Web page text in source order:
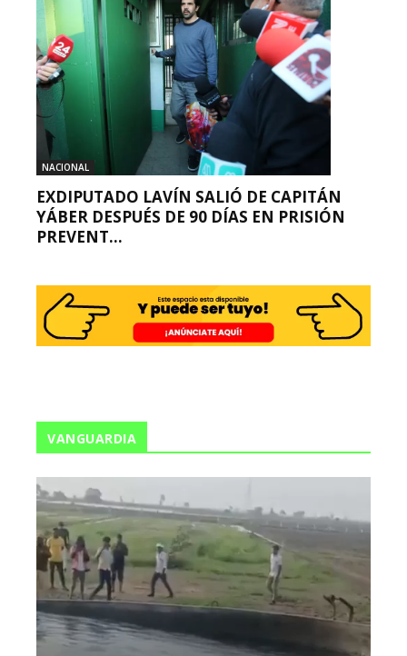
NACIONAL
EXDIPUTADO LAVÍN SALIÓ DE CAPITÁN
YÁBER DESPUÉS DE 90 DÍAS EN PRISIÓN
PREVENT...
VANGUARDIA